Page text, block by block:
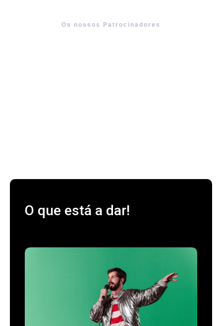
Os nossos Patrocinadores
O que está a dar!